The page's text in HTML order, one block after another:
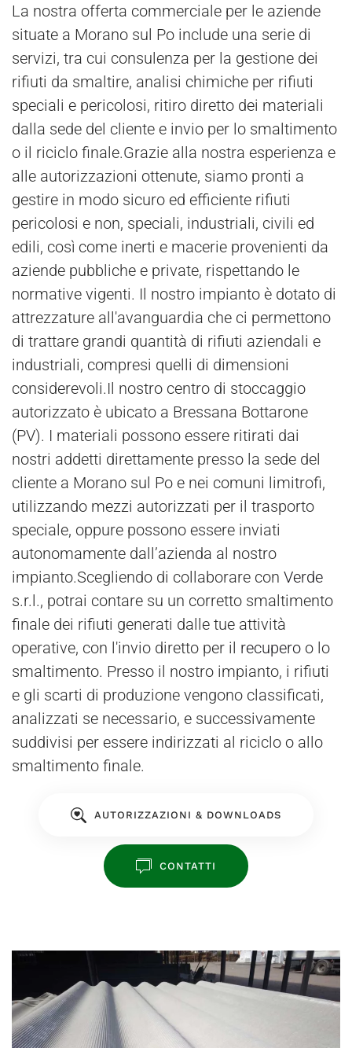
La nostra offerta commerciale per le aziende
situate a Morano sul Po include una serie di
servizi, tra cui consulenza per la gestione dei
rifiuti da smaltire, analisi chimiche per rifiuti
speciali e pericolosi, ritiro diretto dei materiali
dalla sede del cliente e invio per lo smaltimento
o il riciclo finale.Grazie alla nostra esperienza e
alle autorizzazioni ottenute, siamo pronti a
gestire in modo sicuro ed efficiente rifiuti
pericolosi e non, speciali, industriali, civili ed
edili, così come inerti e macerie provenienti da
aziende pubbliche e private, rispettando le
normative vigenti. Il nostro impianto è dotato di
attrezzature all'avanguardia che ci permettono
di trattare grandi quantità di rifiuti aziendali e
industriali, compresi quelli di dimensioni
considerevoli.Il nostro centro di stoccaggio
autorizzato è ubicato a Bressana Bottarone
(PV). I materiali possono essere ritirati dai
nostri addetti direttamente presso la sede del
cliente a Morano sul Po e nei comuni limitrofi,
utilizzando mezzi autorizzati per il trasporto
speciale, oppure possono essere inviati
autonomamente dall’azienda al nostro
impianto.Scegliendo di collaborare con Verde
s.r.l., potrai contare su un corretto smaltimento
finale dei rifiuti generati dalle tue attività
operative, con l'invio diretto per il recupero o lo
smaltimento. Presso il nostro impianto, i rifiuti
e gli scarti di produzione vengono classificati,
analizzati se necessario, e successivamente
suddivisi per essere indirizzati al riciclo o allo
smaltimento finale.
AUTORIZZAZIONI & DOWNLOADS
CONTATTI